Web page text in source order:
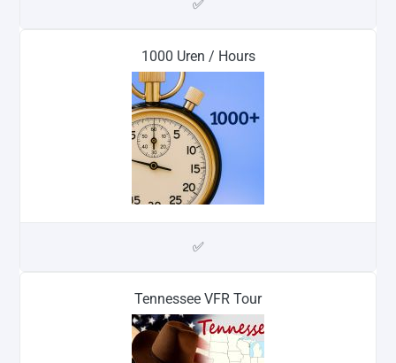
✅
1000 Uren / Hours
✅
Tennessee VFR Tour